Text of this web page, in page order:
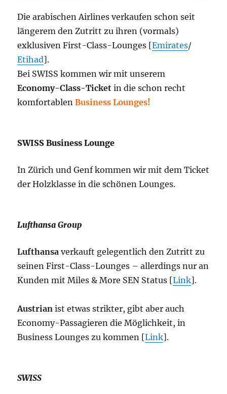
Die arabischen Airlines verkaufen schon seit
längerem den Zutritt zu ihren (vormals)
exklusiven First-Class-Lounges [Emirates/
Etihad].
Bei SWISS kommen wir mit unserem
Economy-Class-Ticket in die schon recht
komfortablenBusiness Lounges!
SWISS Business Lounge
In Zürich und Genf kommen wir mit dem Ticket
der Holzklasse in die schönen Lounges.
Lufthansa Group
Lufthansa verkauft gelegentlich den Zutritt zu
seinen First-Class-Lounges – allerdings nur an
Kunden mit Miles & More SEN Status [Link].
Austrian ist etwas strikter, gibt aber auch
Economy-Passagieren die Möglichkeit, in
Business Lounges zu kommen [Link].
SWISS